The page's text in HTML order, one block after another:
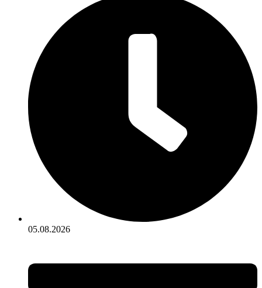
05.08.2026